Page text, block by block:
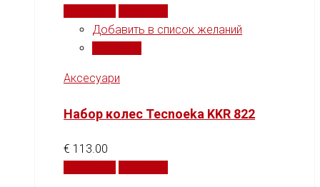
Добавить в список желаний
Аксесуари
Набор колес Tecnoeka KKR 822
€ 113.00